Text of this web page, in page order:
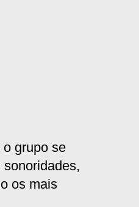
o grupo se
os mais